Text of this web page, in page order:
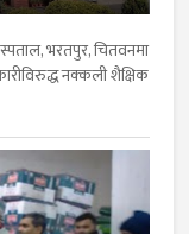
भरतपुर, चितवनमा
नक्कली शैक्षिक